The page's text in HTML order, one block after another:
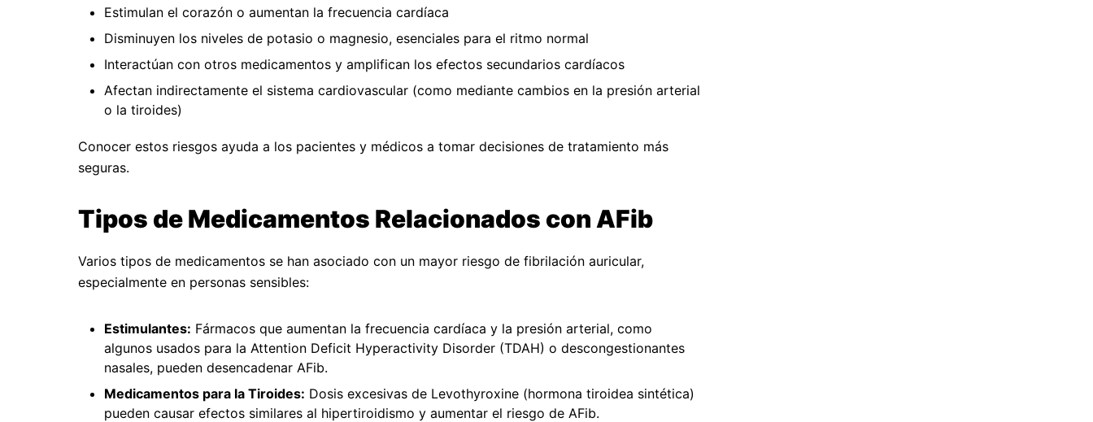
Estimulan el corazón o aumentan la frecuencia cardíaca
Disminuyen los niveles de potasio o magnesio, esenciales para el ritmo normal
Interactúan con otros medicamentos y amplifican los efectos secundarios cardíacos
Afectan indirectamente el sistema cardiovascular (como mediante cambios en la presión arterial
o la tiroides)
Conocer estos riesgos ayuda a los pacientes y médicos a tomar decisiones de tratamiento más
seguras.
Tipos de Medicamentos Relacionados con AFib
Varios tipos de medicamentos se han asociado con un mayor riesgo de fibrilación auricular,
especialmente en personas sensibles:
Estimulantes: Fármacos que aumentan la frecuencia cardíaca y la presión arterial, como
algunos usados para la Attention Deficit Hyperactivity Disorder (TDAH) o descongestionantes
nasales, pueden desencadenar AFib.
Medicamentos para la Tiroides: Dosis excesivas de Levothyroxine (hormona tiroidea sintética)
pueden causar efectos similares al hipertiroidismo y aumentar el riesgo de AFib.